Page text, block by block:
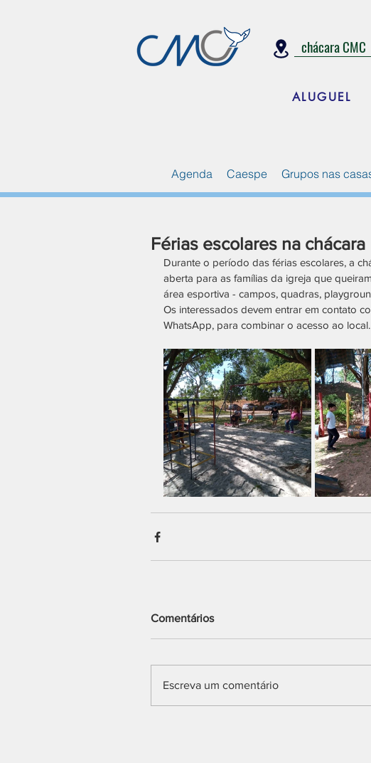
chácara CMC
ALUGUEL
Agenda Caespe Grupos nas
Férias escolares na chácara
Durante o período das férias escolares, a
aberta para as famílias da igreja que
área esportiva - campos, quadras,
Os interessados devem entrar em contato
WhatsApp, para combinar o acesso ao local.
Comentários
Escreva um comentário